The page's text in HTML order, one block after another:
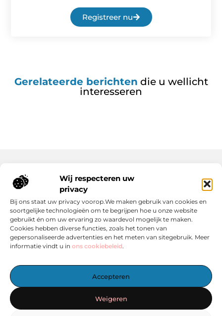
Wij respecteren uw
privacy
Bij ons staat uw privacy voorop.We maken gebruik van cookies en
soortgelijke technologieën om te begrijpen hoe u onze website
gebruikt én om uw ervaring zo waardevol mogelijk te maken.
Cookies hebben diverse functies, zoals het tonen van
gepersonaliseerde advertenties en het meten van sitegebruik. Meer
informatie vindt u in ons cookiebeleid.
Accepteren
Weigeren
Registreer nu
Gerelateerde berichten die u wellicht
interesseren
— Laat je inspireren door boeiende verhalen, handige tips en
informatieve artikelen – allemaal verzameld op één plek.
Start vandaag nog met ontdekken op linkzoekertje.nl!
Onze informatie